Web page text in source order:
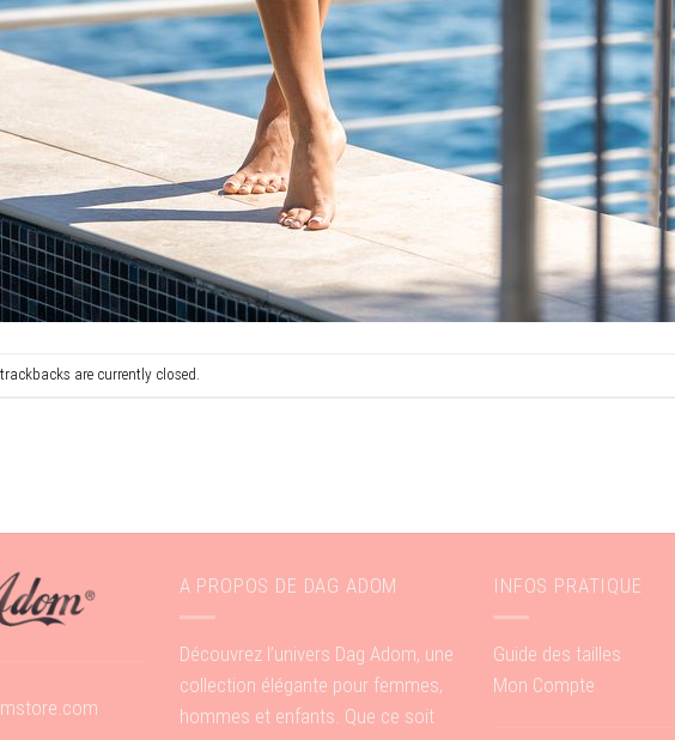
are currently closed.
A PROPOS DE DAG ADOM
Découvrez l’univers Dag Adom, une
collection élégante pour femmes,
hommes et enfants. Que ce soit
INFOS PRATIQUE
Guide des tailles
Mon Compte